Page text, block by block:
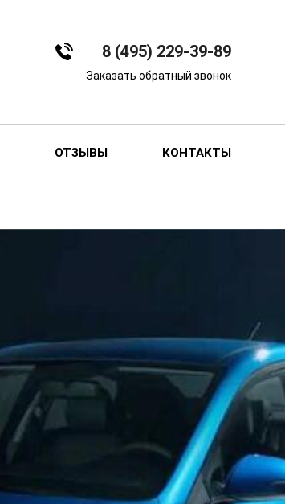
8 (495) 229-39-89
Заказать обратный звонок
ОТЗЫВЫ КОНТАКТЫ